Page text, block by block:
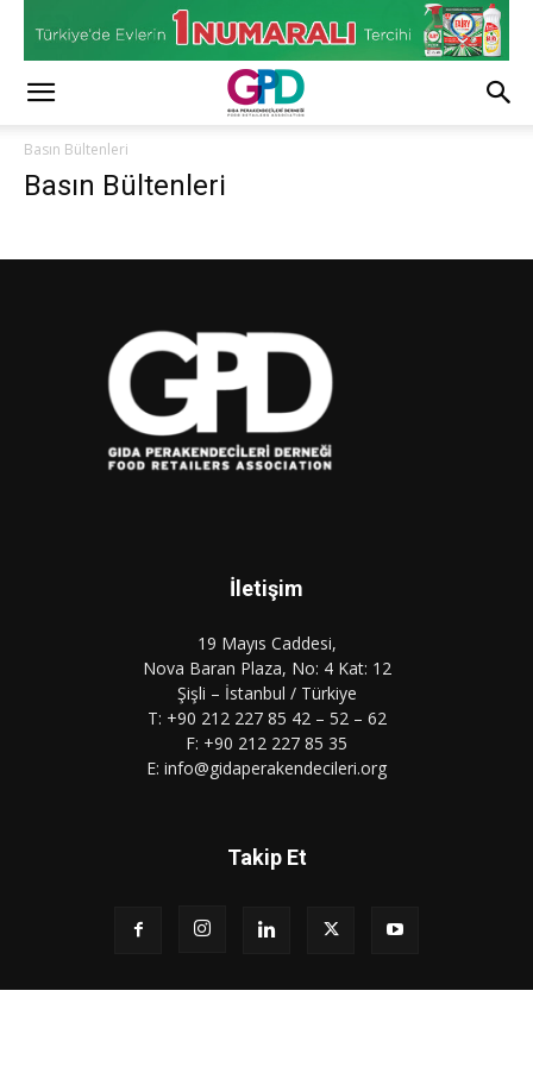
Basın Bültenleri
Basın Bültenleri
İletişim
19 Mayıs Caddesi,
Nova Baran Plaza, No: 4 Kat: 12
Şişli – İstanbul / Türkiye
T: +90 212 227 85 42 – 52 – 62
F: +90 212 227 85 35
E: info@gidaperakendecileri.org
Takip Et